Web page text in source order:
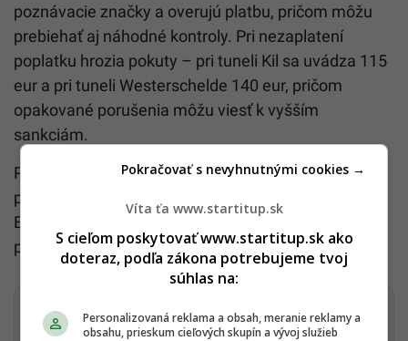
poznávacie značky a overujú platbu, pričom môžu
prebiehať aj náhodné kontroly. Pri nezaplatení
poplatku hrozia pokuty – pri tuneli Kil sa uvádza 115
eur a pri tuneli Westerschelde 140 eur, pričom
opakované porušenia môžu viesť k vyšším
sankciám.
Pre ťažké nákladné vozidlá nad 12 ton platí
povinnosť mať elektronickú diaľničnú známku
Eurovignette. Na osobné autá a motocykle sa táto
povinnosť nevzťahuje.
Dostaň Startitup do svojich Google odporúčaní
Víta ťa www.startitup.sk
S cieľom poskytovať www.startitup.sk ako
doteraz, podľa zákona potrebujeme tvoj
súhlas na:
Personalizovaná reklama a obsah, meranie reklamy a
obsahu, prieskum cieľových skupín a vývoj služieb
Pokračovať s nevyhnutnými cookies →